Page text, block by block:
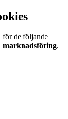
för de följande
marknadsföring.